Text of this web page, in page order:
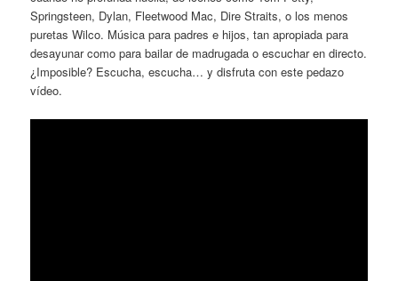
Springsteen, Dylan, Fleetwood Mac, Dire Straits, o los menos
puretas Wilco. Música para padres e hijos, tan apropiada para
desayunar como para bailar de madrugada o escuchar en directo.
¿Imposible? Escucha, escucha… y disfruta con este pedazo
vídeo.